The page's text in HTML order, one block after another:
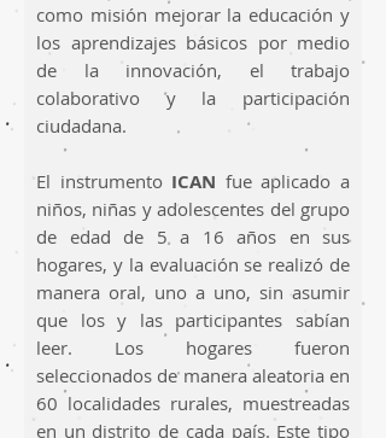
como misión mejorar la educación y
los aprendizajes básicos por medio
de la innovación, el trabajo
colaborativo y la participación
ciudadana.
El instrumento ICAN fue aplicado a
niños, niñas y adolescentes del grupo
de edad de 5 a 16 años en sus
hogares, y la evaluación se realizó de
manera oral, uno a uno, sin asumir
que los y las participantes sabían
leer. Los hogares fueron
seleccionados de manera aleatoria en
60 localidades rurales, muestreadas
en un distrito de cada país. Este tipo